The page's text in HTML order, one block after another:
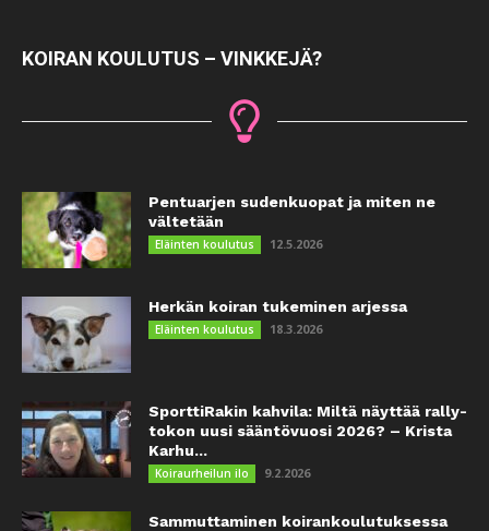
KOIRAN KOULUTUS – VINKKEJÄ?
Pentuarjen sudenkuopat ja miten ne
vältetään
Eläinten koulutus 12.5.2026
Herkän koiran tukeminen arjessa
Eläinten koulutus 18.3.2026
SporttiRakin kahvila: Miltä näyttää rally-
tokon uusi sääntövuosi 2026? – Krista
Karhu...
Koiraurheilun ilo 9.2.2026
Sammuttaminen koirankoulutuksessa